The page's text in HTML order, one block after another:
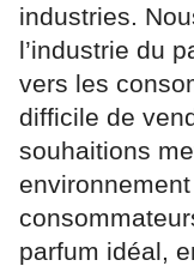
industries.
l’industrie du
vers les
difficile de
souhaitions
parfum idéal,